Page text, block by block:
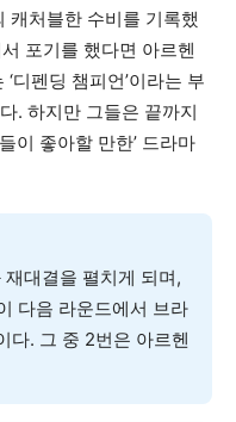
캐처블한 수비를 기록했
포기를 했다면 아르헨
디펜딩 챔피언’이라는 부
. 하지만 그들은 끝까지
이 좋아할 만한’ 드라마
대결을 펼치게 되며,
다음 라운드에서 브라
다. 그 중 2번은 아르헨